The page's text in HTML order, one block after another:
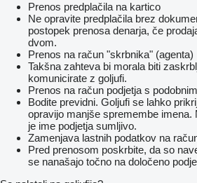
Prenos predplačila na kartico
Ne opravite predplačila brez
postopek prenosa denarja, če
dvom.
Prenos na račun "skrbnika" (agenta)
Takšna zahteva bi morala biti
komunicirate z goljufi.
Prenos na račun podjetja s
Bodite previdni. Goljufi se lahko
opravijo manjše spremembe imena.
je ime podjetja sumljivo.
Zamenjava lastnih podatkov na
Pred prenosom poskrbite, da so
se nanašajo točno na določeno